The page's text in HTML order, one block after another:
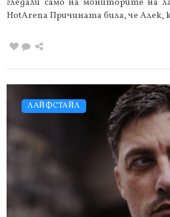
гледали само на мониторите на
HotArena Причината била, че
ЛАЙФСТАЙЛ